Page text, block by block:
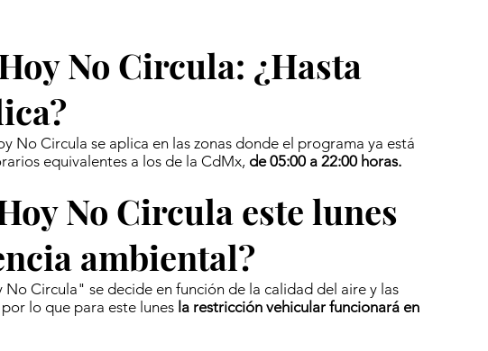
No Circula: ¿Hasta
No Circula se aplica en las zonas donde el programa ya está
equivalentes a los de la CdMx, de 05:00 a 22:00 horas.
No Circula este lunes
ambiental?
Circula" se decide en función de la calidad del aire y las
lo que para este lunes la restricción vehicular funcionará en